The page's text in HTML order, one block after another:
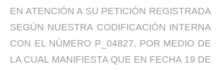
EN ATENCIÓN A SU PETICIÓN REGISTRADA
SEGÚN NUESTRA CODIFICACIÓN INTERNA
CON EL NÚMERO P_04827, POR MEDIO DE
LA CUAL MANIFIESTA QUE EN FECHA 19 DE